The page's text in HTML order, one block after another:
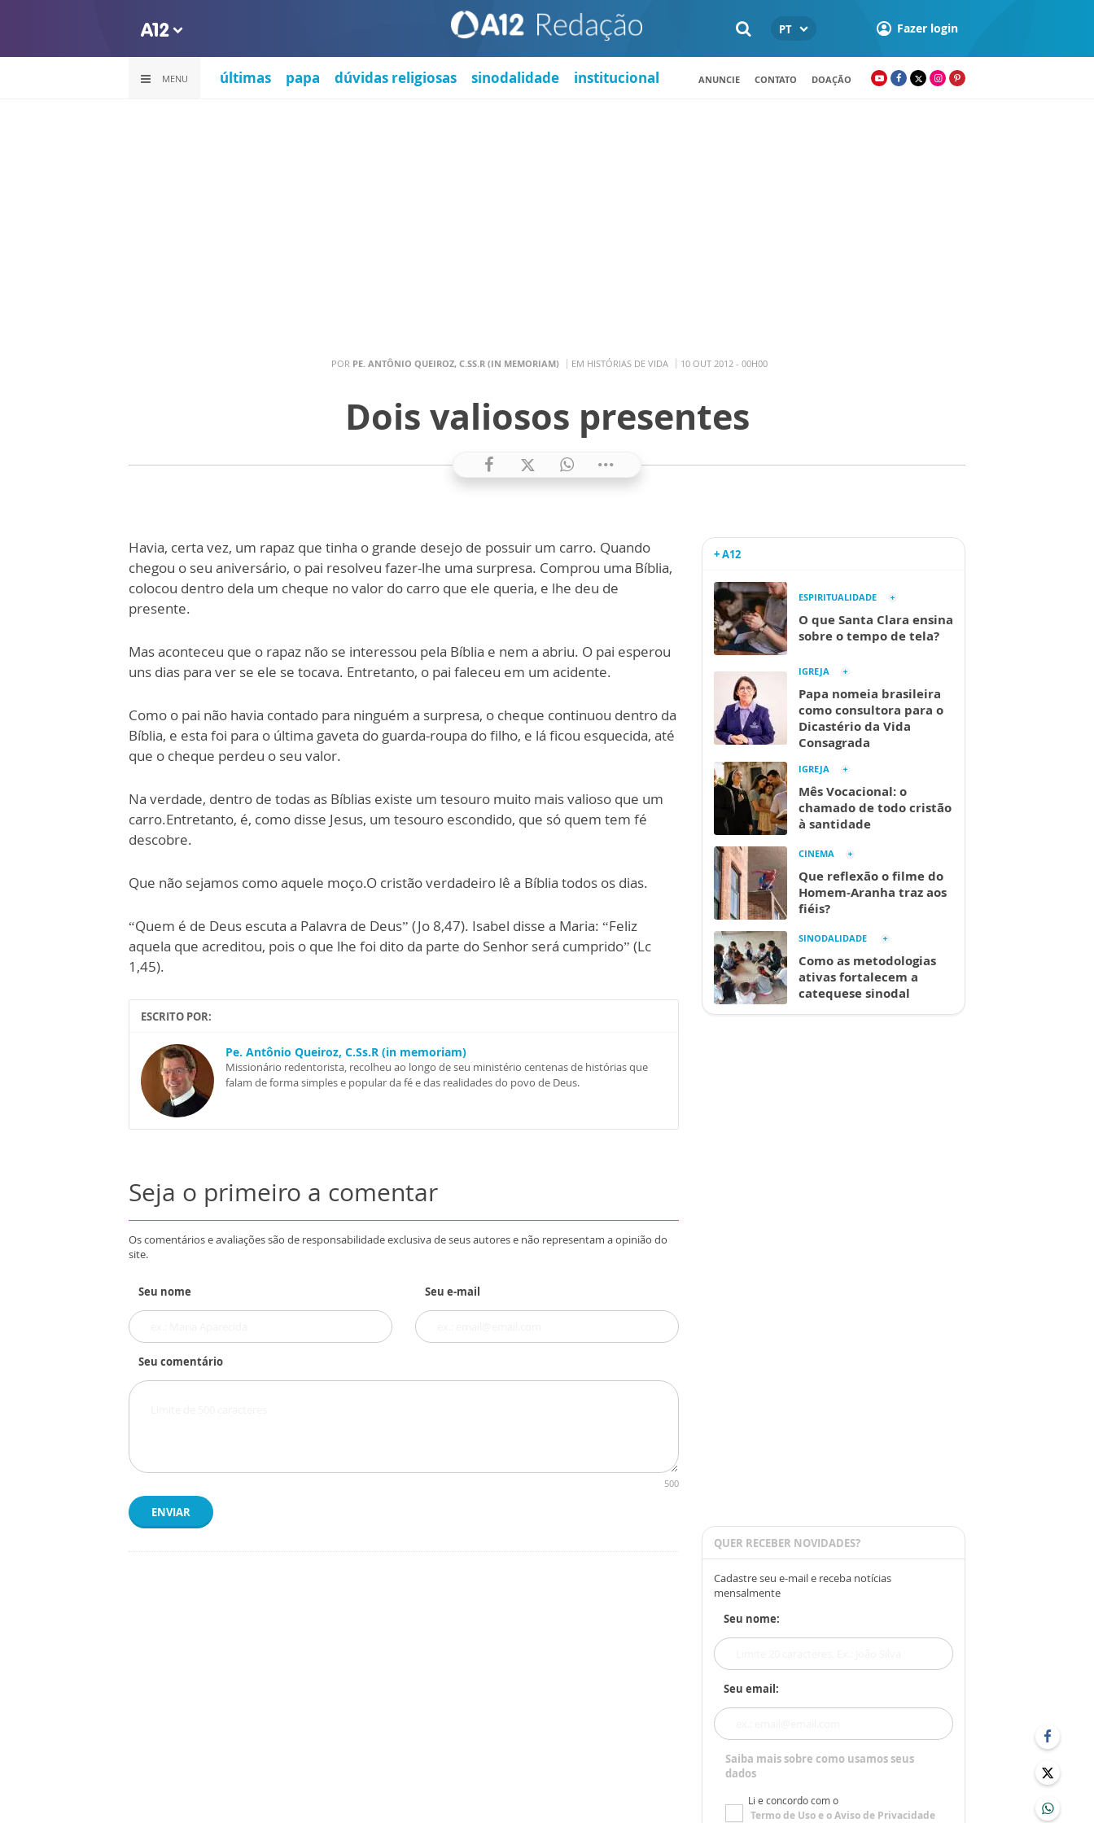
PT Fazer login
MENU últimas papa dúvidas religiosas sinodalidade institucional ANUNCIE CONTATO DOAÇÃO
POR PE. ANTÔNIO QUEIROZ, C.SS.R (IN MEMORIAM) EM HISTÓRIAS DE VIDA 10 OUT 2012 - 00H00
Dois valiosos presentes
Havia, certa vez, um rapaz que tinha o grande desejo de possuir um carro. Quando
chegou o seu aniversário, o pai resolveu fazer-lhe uma surpresa. Comprou uma Bíblia,
colocou dentro dela um cheque no valor do carro que ele queria, e lhe deu de
presente.
Mas aconteceu que o rapaz não se interessou pela Bíblia e nem a abriu. O pai esperou
uns dias para ver se ele se tocava. Entretanto, o pai faleceu em um acidente.
Como o pai não havia contado para ninguém a surpresa, o cheque continuou dentro da
Bíblia, e esta foi para o última gaveta do guarda-roupa do filho, e lá ficou esquecida, até
que o cheque perdeu o seu valor.
Na verdade, dentro de todas as Bíblias existe um tesouro muito mais valioso que um
carro.Entretanto, é, como disse Jesus, um tesouro escondido, que só quem tem fé
descobre.
Que não sejamos como aquele moço.O cristão verdadeiro lê a Bíblia todos os dias.
“Quem é de Deus escuta a Palavra de Deus” (Jo 8,47). Isabel disse a Maria: “Feliz
aquela que acreditou, pois o que lhe foi dito da parte do Senhor será cumprido” (Lc
1,45).
ESCRITO POR:
Pe. Antônio Queiroz, C.Ss.R (in memoriam)
Missionário redentorista, recolheu ao longo de seu ministério centenas de histórias que
falam de forma simples e popular da fé e das realidades do povo de Deus.
Seja o primeiro a comentar
Os comentários e avaliações são de responsabilidade exclusiva de seus autores e não representam a opinião do
site.
Seu nome Seu e-mail
Seu comentário
500
ENVIAR
+ A12
ESPIRITUALIDADE
O que Santa Clara ensina
sobre o tempo de tela?
IGREJA
Papa nomeia brasileira
como consultora para o
Dicastério da Vida
Consagrada
IGREJA
Mês Vocacional: o
chamado de todo cristão
à santidade
CINEMA
Que reflexão o filme do
Homem-Aranha traz aos
fiéis?
SINODALIDADE
Como as metodologias
ativas fortalecem a
catequese sinodal
QUER RECEBER NOVIDADES?
Cadastre seu e-mail e receba notícias
mensalmente
Seu nome:
Seu email:
Saiba mais sobre como usamos seus
dados
Li e concordo com o
Termo de Usoe oAviso de Privacidade